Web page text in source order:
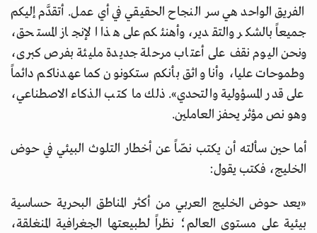
الفريق الواحد هي سر النجاح الحقيقي في أي عمل. أتقدَّم إليكم
جميعاً بالشكر والتقدير، وأهنئكم على هذا الإنجاز المستحق،
ونحن اليوم نقف على أعتاب مرحلة جديدة مليئة بفرص كبرى،
وطموحات عليا، وأنا واثق بأنكم ستكونون كما عهدناكم دائماً
على قدر المسؤولية والتحدي». ذلك ما كتب الذكاء الاصطناعي،
وهو نص مؤثر يحفز العاملين.
أما حين سألته أن يكتب نصّاً عن أخطار التلوث البيئي في حوض
الخليج، فكتب يقول:
«يعد حوض الخليج العربي من أكثر المناطق البحرية حساسية
بيئية على مستوى العالم؛ نظراً لطبيعتها الجغرافية المنغلقة،